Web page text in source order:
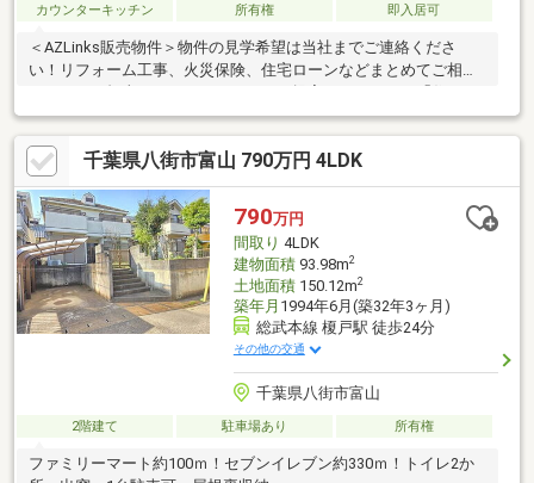
カウンターキッチン
所有権 即入居可
＜AZLinks販売物件＞物件の見学希望は当社までご連絡くださ
い！リフォーム工事、火災保険、住宅ローンなどまとめてご相談
購入相談」は年中受付！
千葉県八街市富山 790万円 4LDK
790万円
間取り 4LDK
建物面積93.98m2
土地面積150.12m2
築年月 1994年6月(築32年3ヶ月)
総武本線 榎戸駅 徒歩24分
その他の交通
千葉県八街市富山
2階建て 駐車場あり 所有権
ファミリーマート約100ｍ！セブンイレブン約330ｍ！トイレ2か